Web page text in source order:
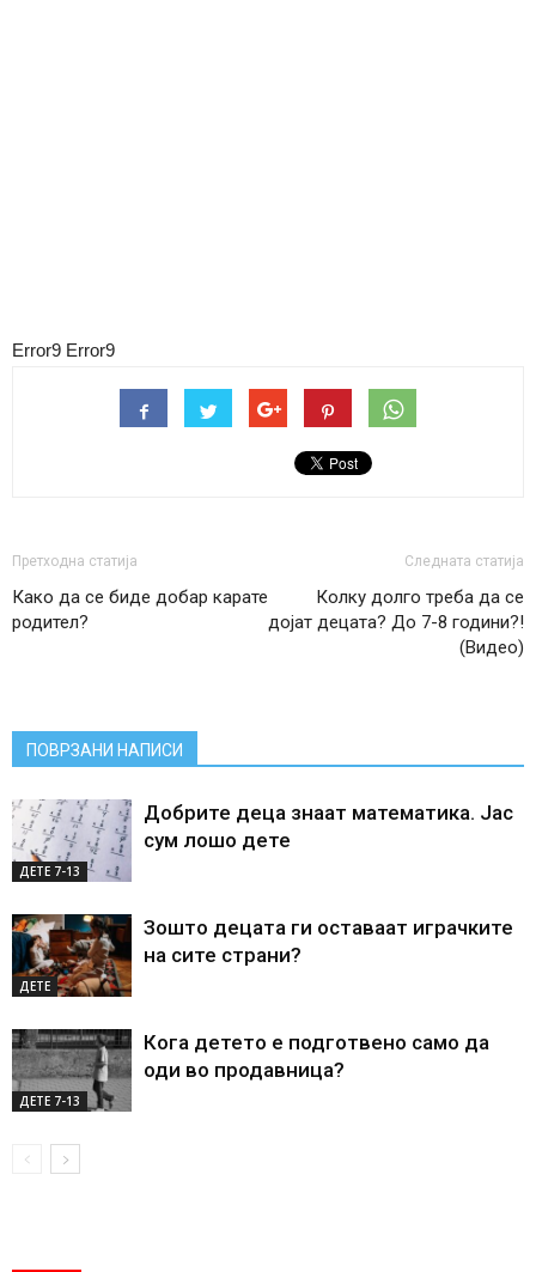
Error9 Error9
Претходна статија
Како да се биде добар карате
родител?
Следната статија
Колку долго треба да се
дојат децата? До 7-8 години?!
(Видео)
ПОВРЗАНИ НАПИСИ
ДЕTE 7-13
Добрите деца знаат математика. Јас
сум лошо дете
ДЕТЕ
Зошто децата ги оставаат играчките
на сите страни?
ДЕTE 7-13
Кога детето е подготвено само да
оди во продавница?